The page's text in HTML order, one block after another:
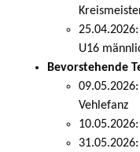
U16
Bevorstehende
Vehlefanz